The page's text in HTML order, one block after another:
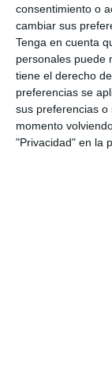
consentimiento o
cambiar sus
Tenga en cuenta
personales puede
tiene el derecho
preferencias se
sus preferencias
momento
"Privacidad" en la